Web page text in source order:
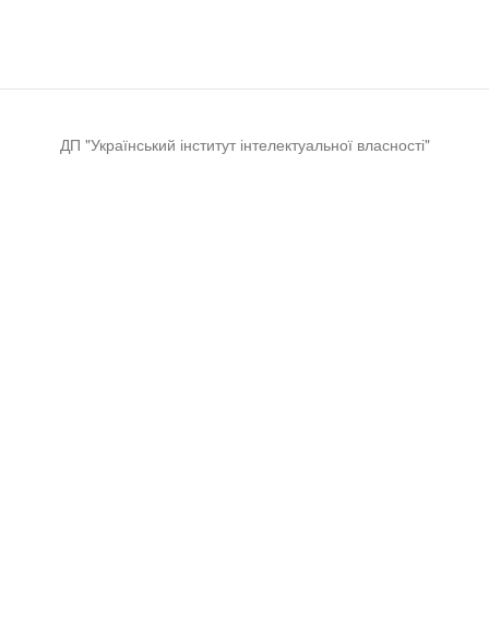
ДП "Український інститут інтелектуальної власності"